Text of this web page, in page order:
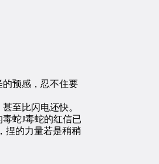
预感，忍不住要
至比闪电还快。
蛇J毒蛇的红信已
捏的力量若是稍稍